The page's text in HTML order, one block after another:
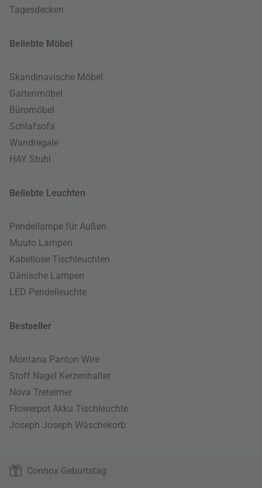
Tagesdecken
Beliebte Möbel
Skandinavische Möbel
Gartenmöbel
Büromöbel
Schlafsofa
Wandregale
HAY Stuhl
Beliebte Leuchten
Pendellampe für Außen
Muuto Lampen
Kabellose Tischleuchten
Dänische Lampen
LED Pendelleuchte
Bestseller
Montana Panton Wire
Stoff Nagel Kerzenhalter
Nova Treteimer
Flowerpot Akku Tischleuchte
Joseph Joseph Wäschekorb
Connox Geburtstag